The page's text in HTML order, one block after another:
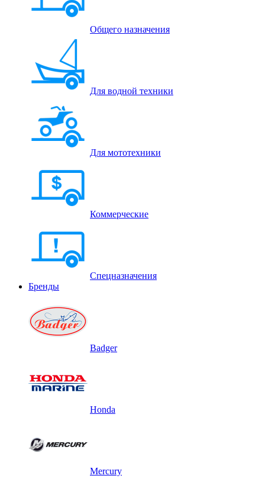
Общего назначения
Для водной техники
Для мототехники
Коммерческие
Спецназначения
Бренды
Badger
Honda
Mercury